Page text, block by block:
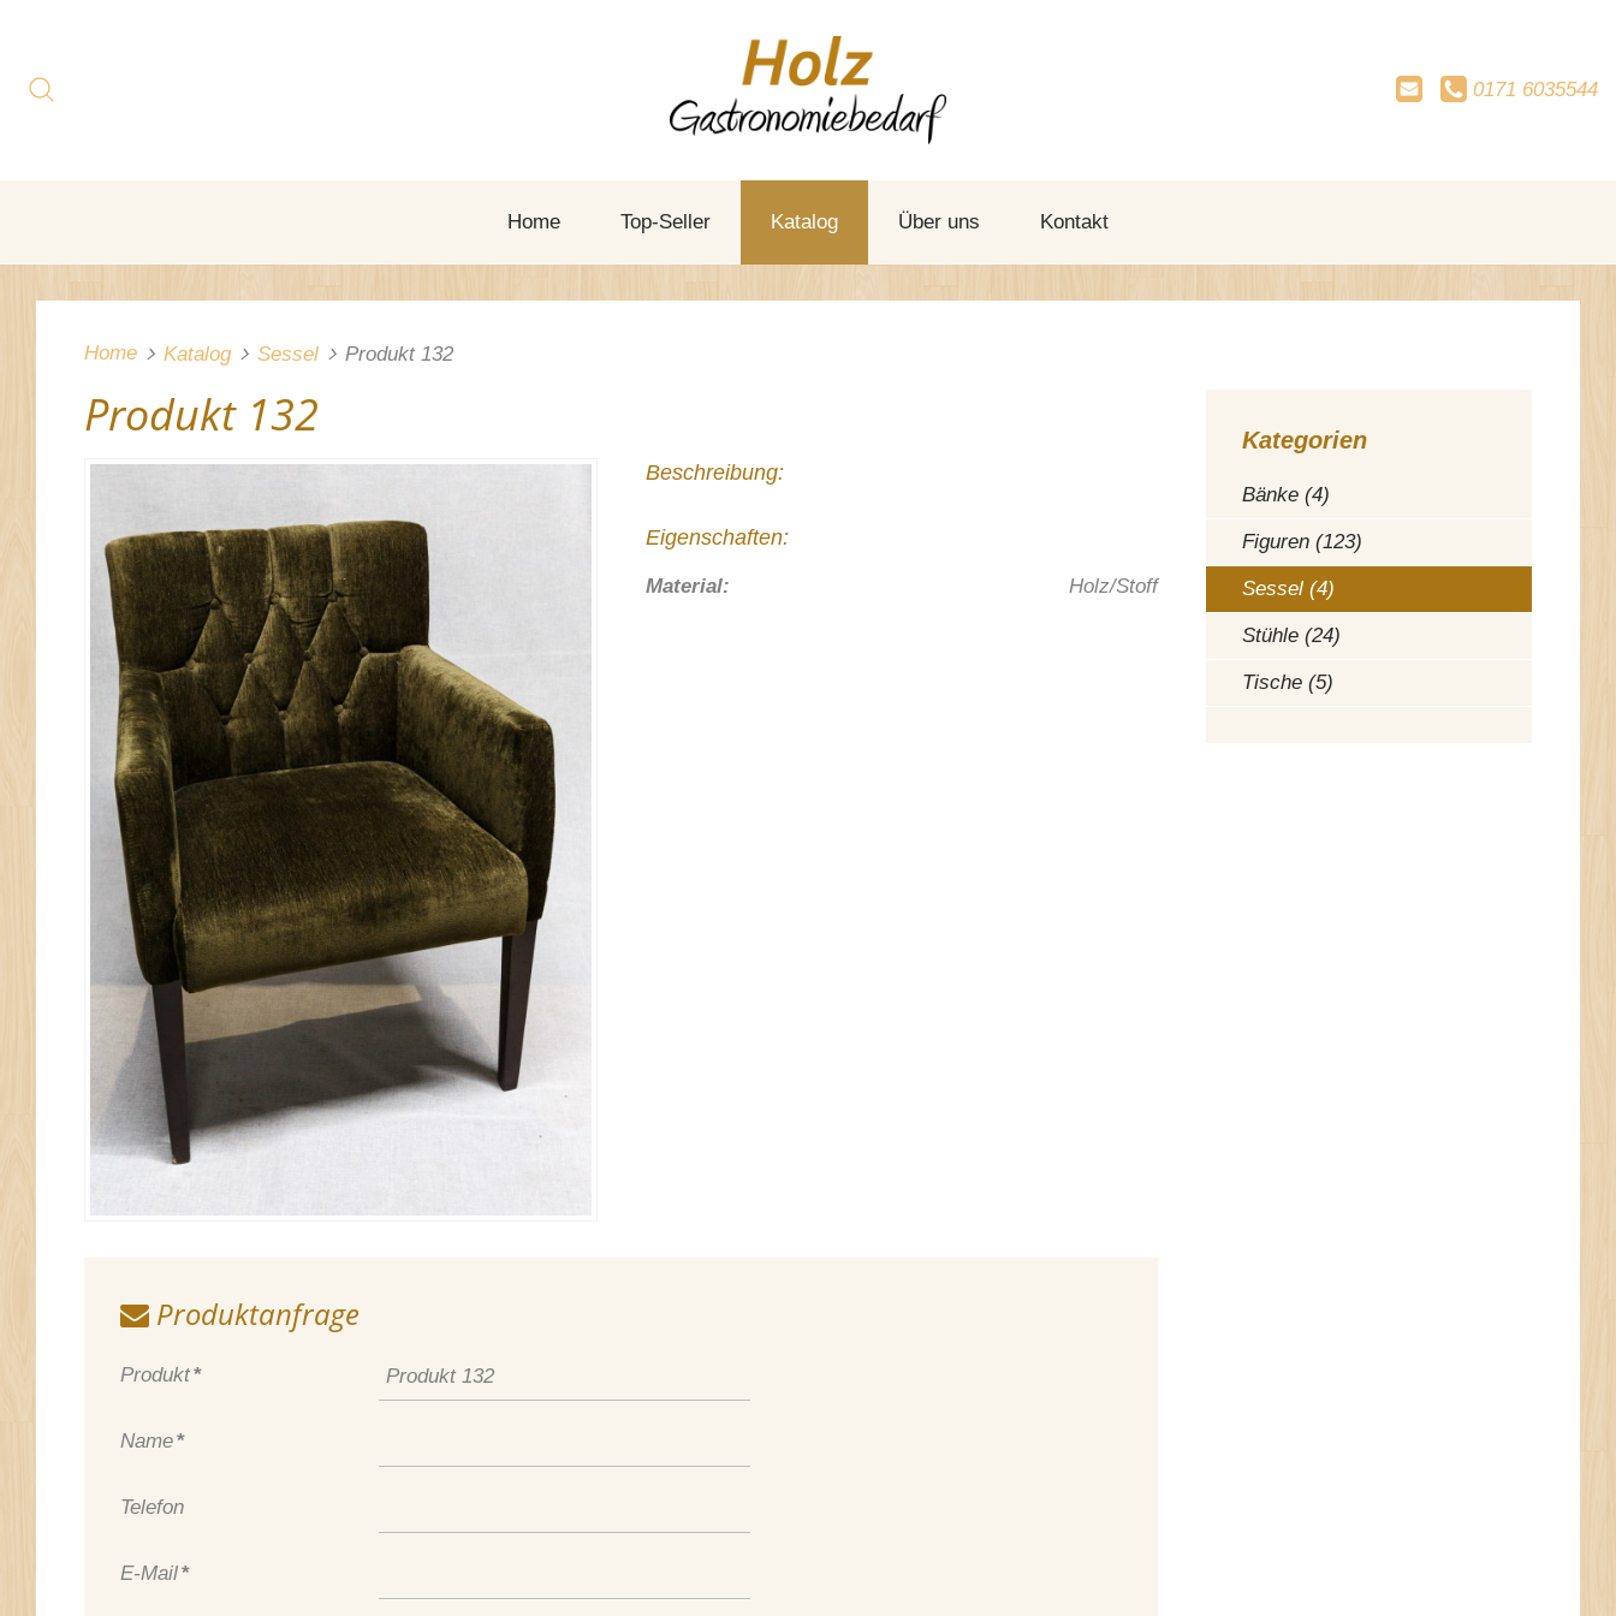
0171 6035544
Home Top-Seller Katalog Über uns Kontakt
Home Katalog Sessel Produkt 132
Produkt 132
Beschreibung:
Eigenschaften:
Material: Holz/Stoff
Produktanfrage
Produkt*
Name*
Telefon
E-Mail*
Kategorien
Bänke (4)
Figuren (123)
Sessel (4)
Stühle (24)
Tische (5)